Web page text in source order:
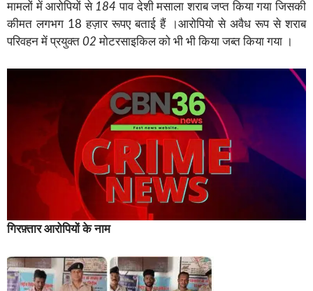
मामलों में आरोपियों से184पाव देशी मसाला शराब जप्त किया गया जिसकी
कीमत लगभग 18 हज़ार रूपए बताई हैं ।आरोपियो से अवैध रूप से शराब
परिवहन में प्रयुक्त 02मोटरसाइकिल को भी भी किया जब्त किया गया ।
गिरफ़्तार आरोपियों के नाम